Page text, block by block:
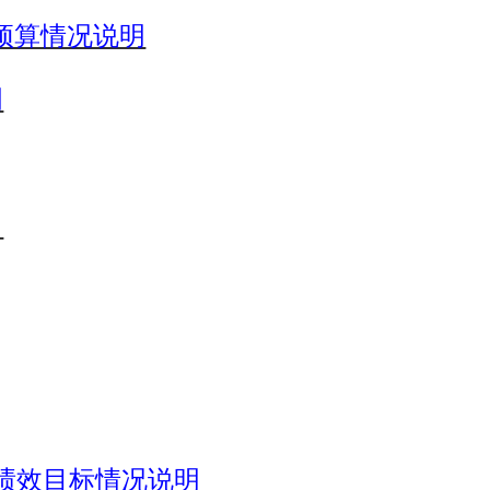
算情况说明
效目标情况说明